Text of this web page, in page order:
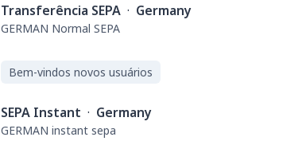
Transferência SEPA · Germany
GERMAN Normal SEPA
Bem-vindos novos usuários
SEPA Instant · Germany
GERMAN instant sepa